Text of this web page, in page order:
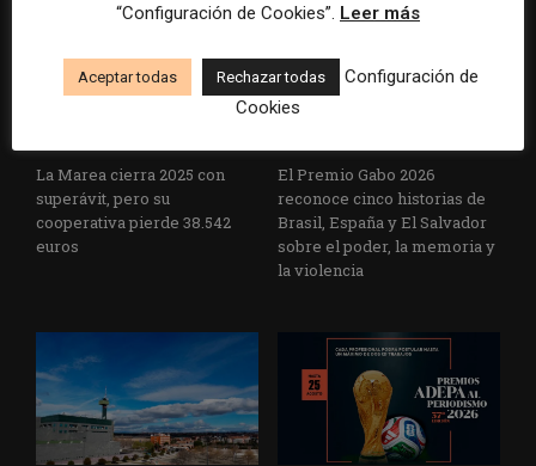
La Marea cierra 2025 con
superávit, pero su
cooperativa pierde 38.542
euros
El Premio Gabo 2026
reconoce cinco historias de
Brasil, España y El Salvador
sobre el poder, la memoria y
la violencia
“Configuración de Cookies”. Leer más
Aceptar todas Rechazar todas
Configuración de
Cookies